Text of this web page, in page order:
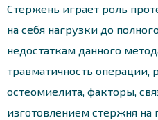
Стержень играет роль
на себя нагрузки до
недостаткам данного
травматичность операции,
остеомиелита, факторы,
изготовлением стержня на